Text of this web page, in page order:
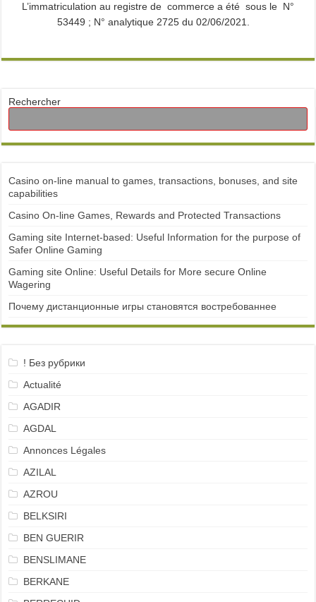
L’immatriculation au registre de commerce a été sous le N°
53449 ; N° analytique 2725 du 02/06/2021.
Rechercher
Casino on-line manual to games, transactions, bonuses, and site
capabilities
Casino On-line Games, Rewards and Protected Transactions
Gaming site Internet-based: Useful Information for the purpose of
Safer Online Gaming
Gaming site Online: Useful Details for More secure Online
Wagering
Почему дистанционные игры становятся востребованнее
! Без рубрики
Actualité
AGADIR
AGDAL
Annonces Légales
AZILAL
AZROU
BELKSIRI
BEN GUERIR
BENSLIMANE
BERKANE